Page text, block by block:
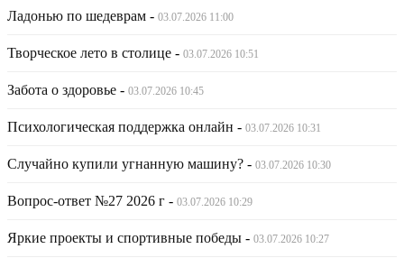
Ладонью по шедеврам - 03.07.2026 11:00
Творческое лето в столице - 03.07.2026 10:51
Забота о здоровье - 03.07.2026 10:45
Психологическая поддержка онлайн - 03.07.2026 10:31
Случайно купили угнанную машину? - 03.07.2026 10:30
Вопрос-ответ №27 2026 г - 03.07.2026 10:29
Яркие проекты и спортивные победы - 03.07.2026 10:27